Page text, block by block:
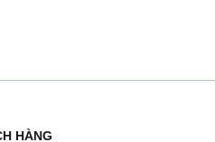
HÀNG